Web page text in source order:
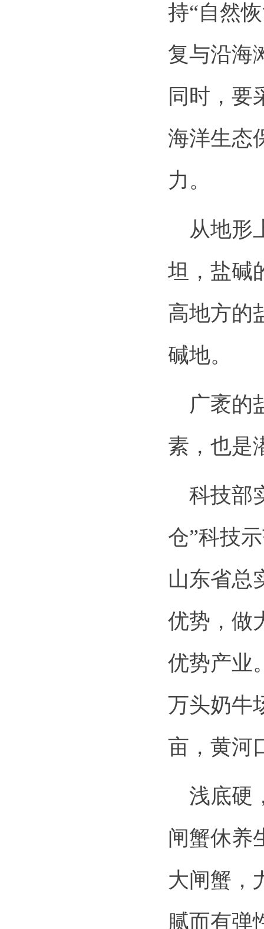
持“自然
复与沿海
同时，要
海洋生态
力。
从地形
坦，盐碱
高地方的
碱地。
广袤的
素，也是
科技部
仓”科技
山东省总
优势，做
优势产业
万头奶牛
亩，黄河
浅底硬
闸蟹休养
大闸蟹，
腻而有弹